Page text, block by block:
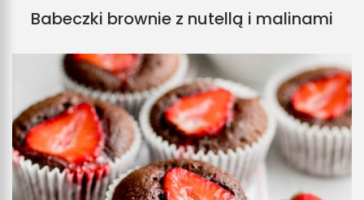
Babeczki brownie z nutellą i malinami